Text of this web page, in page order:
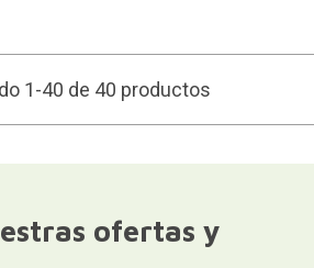
1-40 de 40 productos
ofertas y